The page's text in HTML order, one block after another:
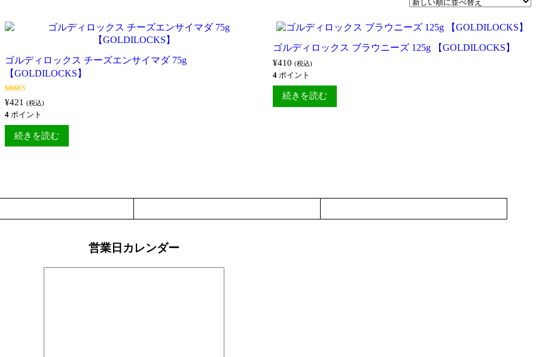
ゴルディロックス チーズエンサイマダ 75g
【GOLDILOCKS】
5段階中5.00
の評価
¥421 (税込)
4 ポイント
続きを読む
ゴルディロックス ブラウニーズ 125g 【GOLDILOCKS】
¥410 (税込)
4 ポイント
続きを読む
営業日カレンダー